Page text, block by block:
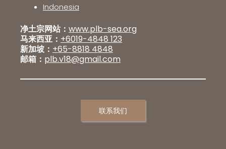
Indonesia
净土宗网站： www.plb-sea.org
马来西亚： +6019-4848 123
新加坡： +65-8818 4848
邮箱： plb.v18@gmail.com
联系我们